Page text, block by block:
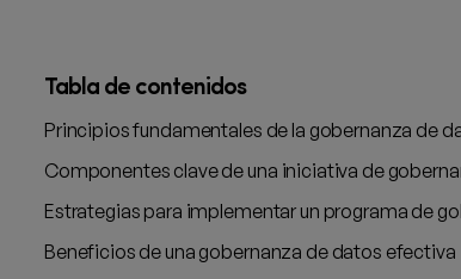
Tabla de contenidos
Principios fundamentales de la gobernanza de
Componentes clave de una iniciativa de gobernanza de
Estrategias para implementar un programa de gobernanza de
Beneficios de una gobernanza de datos efectiva